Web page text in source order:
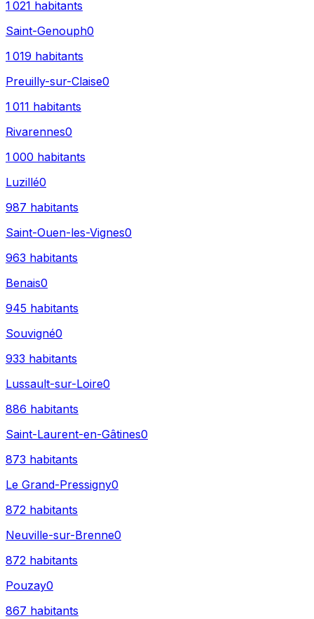
1 021 habitants
Saint-Genouph0
1 019 habitants
Preuilly-sur-Claise0
1 011 habitants
Rivarennes0
1 000 habitants
Luzillé0
987 habitants
Saint-Ouen-les-Vignes0
963 habitants
Benais0
945 habitants
Souvigné0
933 habitants
Lussault-sur-Loire0
886 habitants
Saint-Laurent-en-Gâtines0
873 habitants
Le Grand-Pressigny0
872 habitants
Neuville-sur-Brenne0
872 habitants
Pouzay0
867 habitants